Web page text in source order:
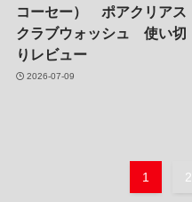
コーセー） ポアクリアス
クラブウォッシュ 使い切
りレビュー
2026-07-09
1 2